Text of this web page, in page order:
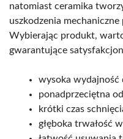
natomiast ceramika
uszkodzenia
Wybierając produkt,
gwarantujące
wysoka wydajność
ponadprzeciętna
krótki czas
głęboka trwałość